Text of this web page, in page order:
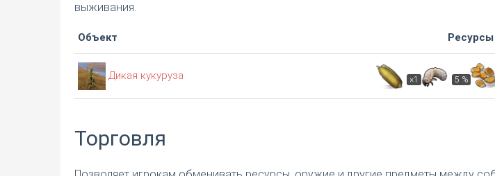
выживания.
Объект Ресурсы
Дикая кукуруза ×1 5 %
Торговля